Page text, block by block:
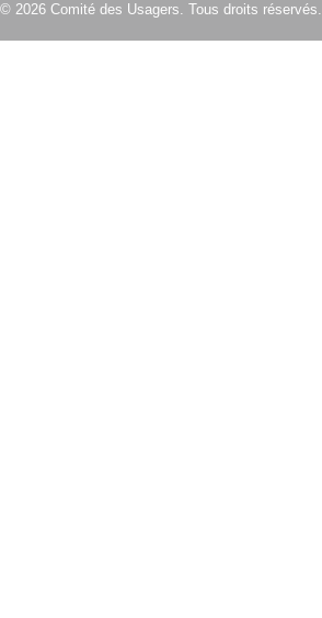
© 2026 Comité des Usagers. Tous droits réservés.